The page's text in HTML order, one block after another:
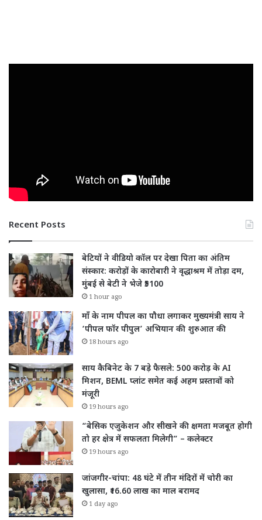
Recent Posts
बेटियों ने वीडियो कॉल पर देखा पिता का अंतिम
संस्कार: करोड़ों के कारोबारी ने वृद्धाश्रम में तोड़ा दम,
मुंबई से बेटी ने भेजे ₹5100
1 hour ago
माँ के नाम पीपल का पौधा लगाकर मुख्यमंत्री साय ने
‘पीपल फॉर पीपुल’ अभियान की शुरुआत की
18 hours ago
साय कैबिनेट के 7 बड़े फैसले: 500 करोड़ के AI
मिशन, BEML प्लांट समेत कई अहम प्रस्तावों को
मंजूरी
19 hours ago
“बेसिक एजुकेशन और सीखने की क्षमता मजबूत होगी
तो हर क्षेत्र में सफलता मिलेगी” – कलेक्टर
19 hours ago
जांजगीर-चांपा: 48 घंटे में तीन मंदिरों में चोरी का
खुलासा, ₹16.60 लाख का माल बरामद
1 day ago